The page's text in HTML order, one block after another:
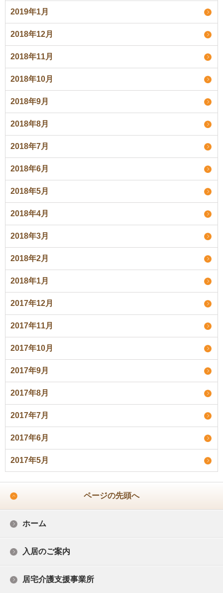
2019年1月
2018年12月
2018年11月
2018年10月
2018年9月
2018年8月
2018年7月
2018年6月
2018年5月
2018年4月
2018年3月
2018年2月
2018年1月
2017年12月
2017年11月
2017年10月
2017年9月
2017年8月
2017年7月
2017年6月
2017年5月
ページの先頭へ
ホーム
入居のご案内
居宅介護支援事業所